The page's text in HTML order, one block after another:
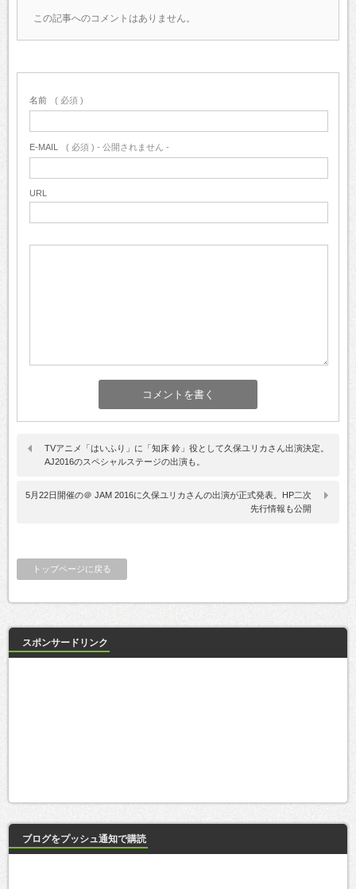
この記事へのコメントはありません。
名前 ( 必須 )
E-MAIL ( 必須 ) - 公開されません -
URL
TVアニメ「はいふり」に「知床 鈴」役として久保ユリカさん出演決定。
AJ2016のスペシャルステージの出演も。
5月22日開催の＠ JAM 2016に久保ユリカさんの出演が正式発表。HP二次
先行情報も公開
トップページに戻る
スポンサードリンク
ブログをプッシュ通知で購読